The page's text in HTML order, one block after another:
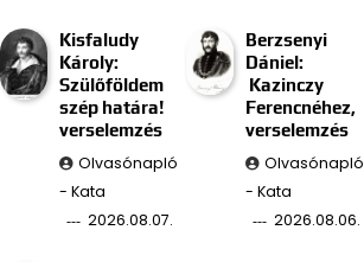
Kisfaludy
Károly:
Szülőföldem
szép határa!
verselemzés
Olvasónapló
- Kata
2026.08.07.
Berzsenyi
Dániel:
Kazinczy
Ferencnéhez,
verselemzés
Olvasónapló
- Kata
2026.08.06.